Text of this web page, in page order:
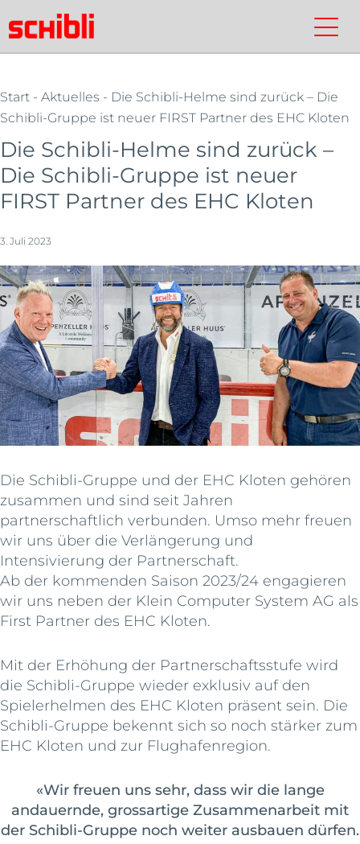
Inhalt
springen
Schibli-
Kontakt Suchen
Start - Aktuelles - Die Schibli-Helme sind zurück – Die
Schibli-Gruppe ist neuer FIRST Partner des EHC Kloten
Die Schibli-Helme sind zurück –
Die Schibli-Gruppe ist neuer
FIRST Partner des EHC Kloten
3. Juli 2023
Die Schibli-Gruppe und der EHC Kloten gehören
zusammen und sind seit Jahren
partnerschaftlich verbunden. Umso mehr freuen
wir uns über die Verlängerung und
Intensivierung der Partnerschaft.
Ab der kommenden Saison 2023/24 engagieren
wir uns neben der Klein Computer System AG als
First Partner des EHC Kloten.
Mit der Erhöhung der Partnerschaftsstufe wird
die Schibli-Gruppe wieder exklusiv auf den
Spielerhelmen des EHC Kloten präsent sein. Die
Schibli-Gruppe bekennt sich so noch stärker zum
EHC Kloten und zur Flughafenregion.
«Wir freuen uns sehr, dass wir die lange
andauernde, grossartige Zusammenarbeit mit
der Schibli-Gruppe noch weiter ausbauen dürfen.